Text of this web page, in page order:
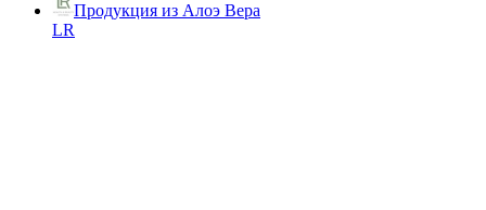
Продукция из Алоэ Вера
LR